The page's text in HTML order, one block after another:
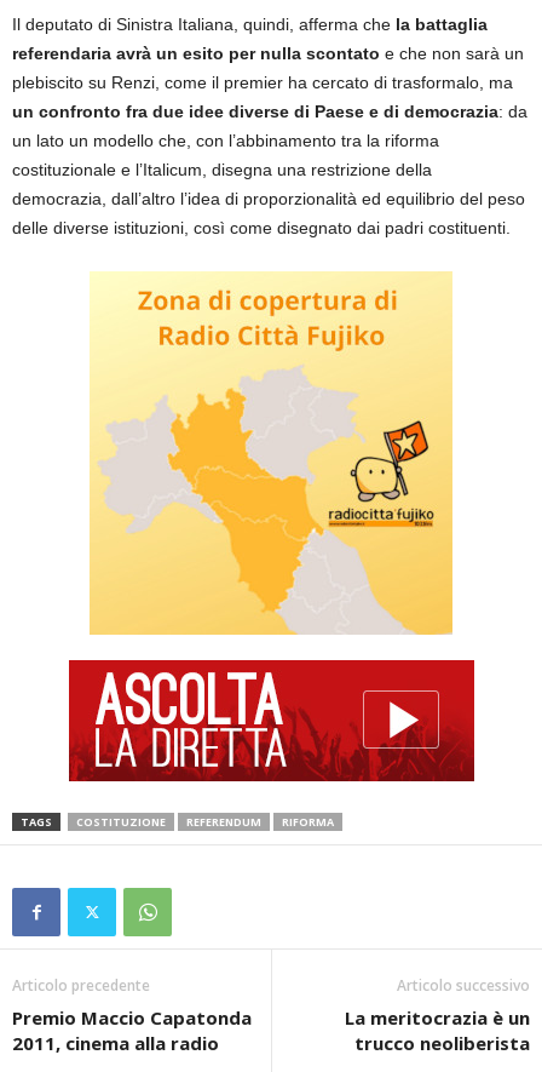
Il deputato di Sinistra Italiana, quindi, afferma che la battaglia
referendaria avrà un esito per nulla scontato e che non sarà un
plebiscito su Renzi, come il premier ha cercato di trasformalo, ma
un confronto fra due idee diverse di Paese e di democrazia: da
un lato un modello che, con l’abbinamento tra la riforma
costituzionale e l’Italicum, disegna una restrizione della
democrazia, dall’altro l’idea di proporzionalità ed equilibrio del peso
delle diverse istituzioni, così come disegnato dai padri costituenti.
TAGS COSTITUZIONE REFERENDUM RIFORMA
Articolo precedente
Premio Maccio Capatonda
2011, cinema alla radio
Articolo successivo
La meritocrazia è un
trucco neoliberista